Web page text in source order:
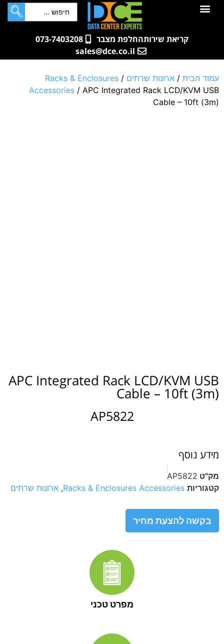
לתוכן
קריאת שירותהחלפת מצבר
073-7403208
sales@dce.co.il
עמוד הבית / ארונות שרתים /
Racks & Enclosures
Accessories / APC Integrated Rack LCD/KVM USB
Cable – 10ft (3m)
APC Integrated Rack LCD/KVM USB
Cable – 10ft (3m)
AP5822
מידע נוסף
מק"ט AP5822
קטגוריות Racks & Enclosures Accessories
, ארונות שרתים
בקשה להצעת מחיר
מפרט טכני